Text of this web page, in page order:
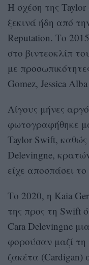
Η σχέση της
ξεκινά ήδη από
Reputation. Το
στο βιντεοκλίπ
με
Gomez, Jessica
Λίγους μήνες
φωτογραφήθηκε
Taylor Swift, καθώς
Delevingne,
είχε αποσπάσει
Το 2020, η Kaia
της προς τη Swift
Cara Delevingne
φορούσαν μαζί τη
ζακέτα (Cardigan)